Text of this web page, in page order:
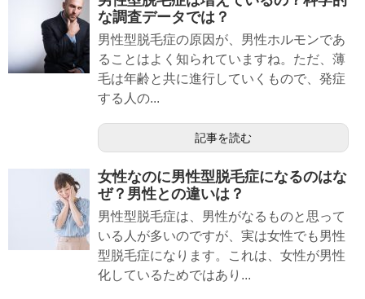
な調査データでは？
男性型脱毛症の原因が、男性ホルモンであ
ることはよく知られていますね。ただ、薄
毛は年齢と共に進行していくもので、発症
する人の...
記事を読む
女性なのに男性型脱毛症になるのはな
ぜ？男性との違いは？
男性型脱毛症は、男性がなるものと思って
いる人が多いのですが、実は女性でも男性
型脱毛症になります。これは、女性が男性
化しているためではあり...